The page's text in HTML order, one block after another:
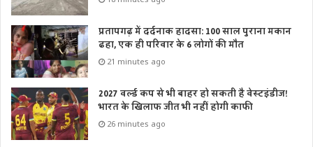
प्रतापगढ़ में दर्दनाक हादसा: 100 साल पुराना मकान
ढहा, एक ही परिवार के 6 लोगों की मौत
21 minutes ago
2027 वर्ल्ड कप से भी बाहर हो सकती है वेस्टइंडीज!
भारत के खिलाफ जीत भी नहीं होगी काफी
26 minutes ago